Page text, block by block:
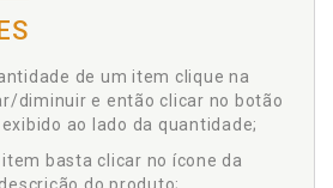
de um item clique na
diminuir e então clicar no botão
ao lado da quantidade;
basta clicar no ícone da